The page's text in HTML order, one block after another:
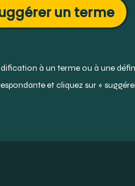
un terme
à un terme ou à une
et cliquez sur «